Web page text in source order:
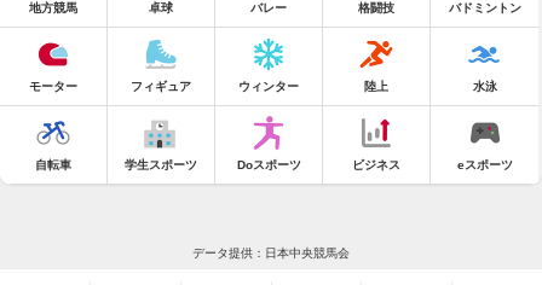
地方競馬 卓球 バレー 格闘技 バドミントン
モーター フィギュア ウィンター 陸上 水泳
自転車 学生スポーツ Doスポーツ ビジネス eスポーツ
データ提供：日本中央競馬会